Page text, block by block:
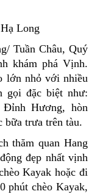
Long
Tuần Châu, Quý
khám phá Vịnh.
lớn nhỏ với nhiều
gọi đặc biệt như:
Hương, hòn
trưa trên tàu.
thăm quan Hang
đẹp nhất vịnh
Kayak hoặc đi
phút chèo Kayak,